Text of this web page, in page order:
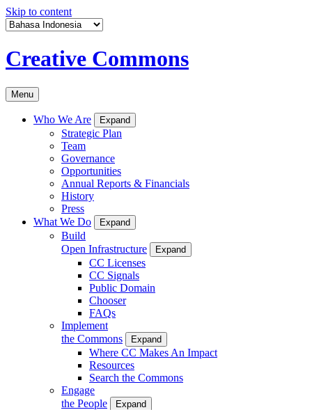
Skip to content
Creative Commons
Menu
Who We Are Expand
Strategic Plan
Team
Governance
Opportunities
Annual Reports & Financials
History
Press
What We Do
Expand
Build
Open Infrastructure
Expand
CC Licenses
CC Signals
Public Domain
Chooser
FAQs
Implement
the Commons
Expand
Where CC Makes An Impact
Resources
Search the Commons
Engage
the People
Expand